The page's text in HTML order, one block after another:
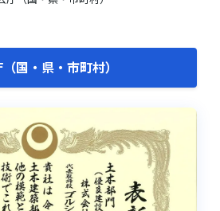
国・県・市町村）